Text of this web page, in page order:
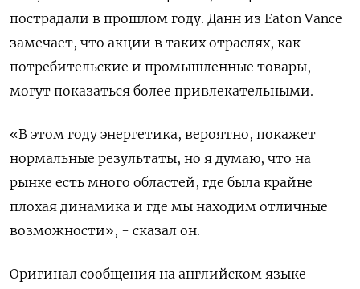
пострадали в прошлом году. Данн из Eaton Vance
замечает, что акции в таких отраслях, как
потребительские и промышленные товары,
могут показаться более привлекательными.
«В этом году энергетика, вероятно, покажет
нормальные результаты, но я думаю, что на
рынке есть много областей, где была крайне
плохая динамика и где мы находим отличные
возможности», - сказал он.
Оригинал сообщения на английском языке